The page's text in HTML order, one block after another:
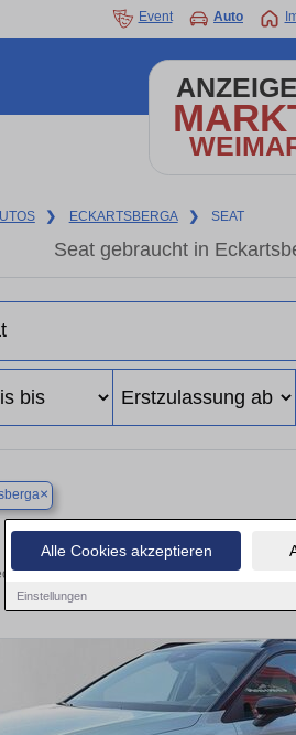
Alle Cookies akzeptieren
Einstellungen
Event Auto
❯ ECKARTSBERGA ❯ SEAT
Seat gebraucht in
×
Finden Sie in Eckartsberga
Sie in Eckartsberga gebrauchte Seat